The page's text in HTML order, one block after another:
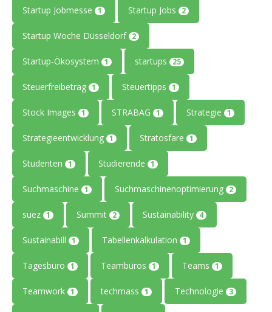
Startup Jobmesse 1 Startup Jobs 2
Startup Woche Düsseldorf 2
Startup-Ökosystem 1 startups 25
Steuerfreibetrag 1 Steuertipps 1
Stock Images 1 STRABAG 1 Strategie 1
Strategieentwicklung 1 Stratosfare 1
Studenten 1 Studierende 1
Suchmaschine 1 Suchmaschinenoptimierung 2
suez 1 Summit 2 Sustainability 4
Sustainabill 1 Tabellenkalkulation 1
Tagesbüro 1 Teambüros 1 Teams 1
Teamwork 1 techmass 1 Technologie 3